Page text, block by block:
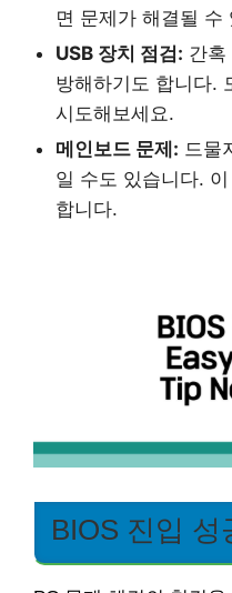
면 문제가 해결될 수
USB 장치 점검: 간혹
방해하기도 합니다.
시도해보세요.
메인보드 문제: 드물
일 수도 있습니다.
합니다.
BIOS 진입 성